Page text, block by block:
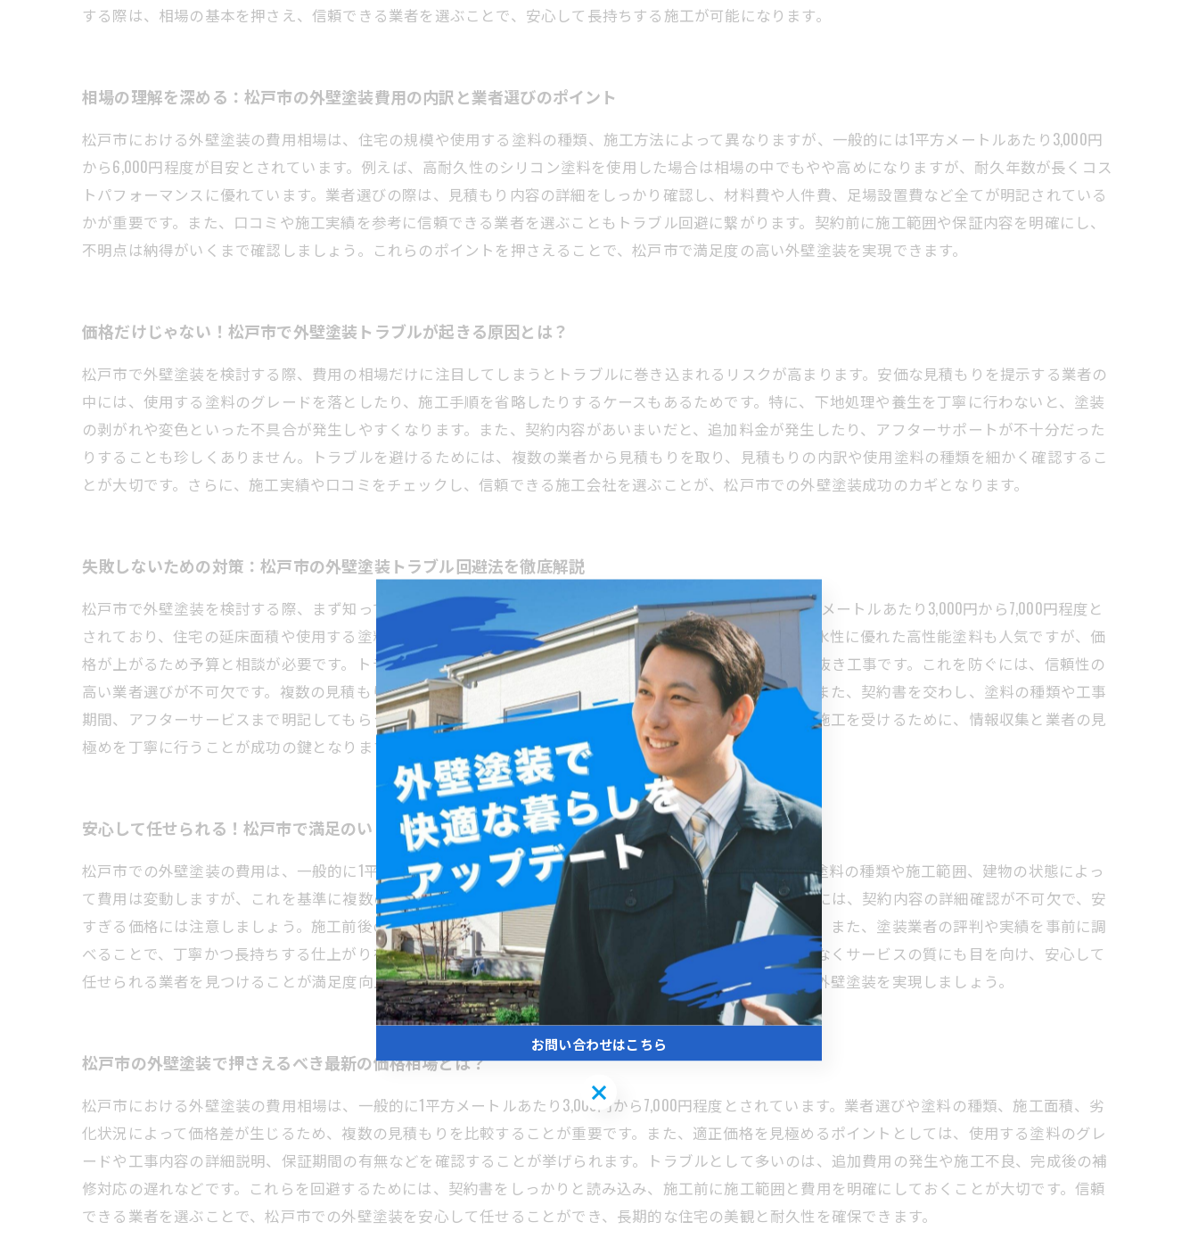
する際は、相場の基本を押さえ、信頼できる業者を選ぶことで、安心して長持ちする施工が可能になります。
相場の理解を深める：松戸市の外壁塗装費用の内訳と業者選びのポイント
松戸市における外壁塗装の費用相場は、住宅の規模や使用する塗料の種類、施工方法によって異なりますが、一般的には1平方メートルあたり3,000円
から6,000円程度が目安とされています。例えば、高耐久性のシリコン塗料を使用した場合は相場の中でもやや高めになりますが、耐久年数が長くコス
トパフォーマンスに優れています。業者選びの際は、見積もり内容の詳細をしっかり確認し、材料費や人件費、足場設置費など全てが明記されている
かが重要です。また、口コミや施工実績を参考に信頼できる業者を選ぶこともトラブル回避に繋がります。契約前に施工範囲や保証内容を明確にし、
不明点は納得がいくまで確認しましょう。これらのポイントを押さえることで、松戸市で満足度の高い外壁塗装を実現できます。
価格だけじゃない！松戸市で外壁塗装トラブルが起きる原因とは？
松戸市で外壁塗装を検討する際、費用の相場だけに注目してしまうとトラブルに巻き込まれるリスクが高まります。安価な見積もりを提示する業者の
中には、使用する塗料のグレードを落としたり、施工手順を省略したりするケースもあるためです。特に、下地処理や養生を丁寧に行わないと、塗装
の剥がれや変色といった不具合が発生しやすくなります。また、契約内容があいまいだと、追加料金が発生したり、アフターサポートが不十分だった
りすることも珍しくありません。トラブルを避けるためには、複数の業者から見積もりを取り、見積もりの内訳や使用塗料の種類を細かく確認するこ
とが大切です。さらに、施工実績や口コミをチェックし、信頼できる施工会社を選ぶことが、松戸市での外壁塗装成功のカギとなります。
失敗しないための対策：松戸市の外壁塗装トラブル回避法を徹底解説
松戸市で外壁塗装を検討する際、まず知っておきたいのは費用相場です。一般的に、外壁塗装の費用は1平方メートルあたり3,000円から7,000円程度と
されており、住宅の延床面積や使用する塗料の種類、施工の範囲によって変動します。最近では耐久性や防水性に優れた高性能塗料も人気ですが、価
格が上がるため予算と相談が必要です。トラブルで多いのは、見積もり内容の不明瞭や追加費用の発生、手抜き工事です。これを防ぐには、信頼性の
高い業者選びが不可欠です。複数の見積もりを比較し、施工内容や保証の有無をしっかり確認しましょう。また、契約書を交わし、塗料の種類や工事
期間、アフターサービスまで明記してもらうことが安心です。松戸市の特性を理解し、適正価格で質の良い施工を受けるために、情報収集と業者の見
極めを丁寧に行うことが成功の鍵となります。
安心して任せられる！松戸市で満足のいく外壁塗装を実現する秘訣
松戸市での外壁塗装の費用は、一般的に1平方メートルあたり約2,500円から5,000円が相場とされています。塗料の種類や施工範囲、建物の状態によっ
て費用は変動しますが、これを基準に複数の業者から見積もりを取ることが重要です。トラブル回避のためには、契約内容の詳細確認が不可欠で、安
すぎる価格には注意しましょう。施工前後の写真記録や保証内容の確認も信頼できる業者選びに役立ちます。また、塗装業者の評判や実績を事前に調
べることで、丁寧かつ長持ちする仕上がりを期待できます。松戸市で外壁塗装を依頼する際は、価格だけでなくサービスの質にも目を向け、安心して
任せられる業者を見つけることが満足度向上の秘訣です。適切な準備と情報収集で、トラブルのない快適な外壁塗装を実現しましょう。
松戸市の外壁塗装で押さえるべき最新の価格相場とは？
松戸市における外壁塗装の費用相場は、一般的に1平方メートルあたり3,000円から7,000円程度とされています。業者選びや塗料の種類、施工面積、劣
化状況によって価格差が生じるため、複数の見積もりを比較することが重要です。また、適正価格を見極めるポイントとしては、使用する塗料のグレ
ードや工事内容の詳細説明、保証期間の有無などを確認することが挙げられます。トラブルとして多いのは、追加費用の発生や施工不良、完成後の補
修対応の遅れなどです。これらを回避するためには、契約書をしっかりと読み込み、施工前に施工範囲と費用を明確にしておくことが大切です。信頼
できる業者を選ぶことで、松戸市での外壁塗装を安心して任せることができ、長期的な住宅の美観と耐久性を確保できます。
お問い合わせはこちら
お問い合わせはこちら